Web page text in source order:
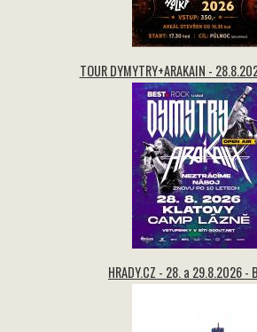
TOUR DYMYTRY+ARAKAIN -
HRADY.CZ - 28. a 29.8.2026 -